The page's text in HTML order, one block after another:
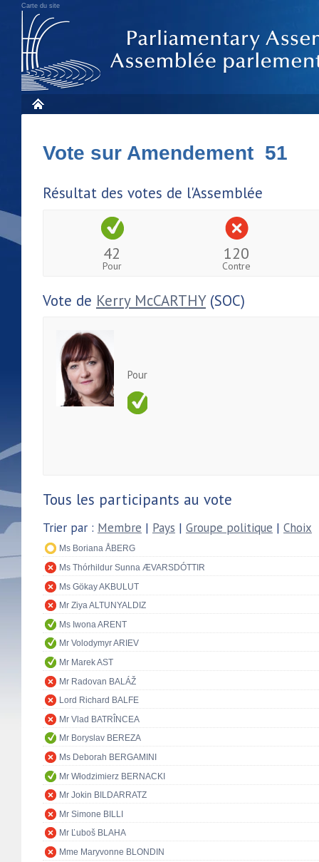
Carte du site
Vote sur Amendement 51
Résultat des votes de l'Assemblée
42
Pour
120
Contre
Vote de Kerry McCARTHY(SOC)
Pour
Tous les participants au vote
Trier par : Membre | Pays | Groupe politique | Choix
Ms Boriana ÅBERG
Ms Thórhildur Sunna ÆVARSDÓTTIR
Ms Gökay AKBULUT
Mr Ziya ALTUNYALDIZ
Ms Iwona ARENT
Mr Volodymyr ARIEV
Mr Marek AST
Mr Radovan BALÁŽ
Lord Richard BALFE
Mr Vlad BATRÎNCEA
Mr Boryslav BEREZA
Ms Deborah BERGAMINI
Mr Włodzimierz BERNACKI
Mr Jokin BILDARRATZ
Mr Simone BILLI
Mr Ľuboš BLAHA
Mme Maryvonne BLONDIN